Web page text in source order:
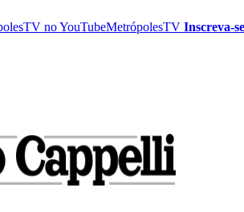
noYouTubeMetrópolesTV Inscreva-se